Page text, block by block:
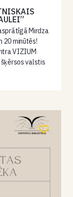
Mirdza
20 minūtēs!
VIZIUM
šķērsos valstis